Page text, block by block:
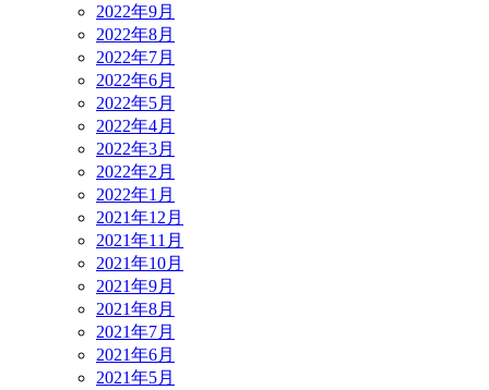
2022年9月
2022年8月
2022年7月
2022年6月
2022年5月
2022年4月
2022年3月
2022年2月
2022年1月
2021年12月
2021年11月
2021年10月
2021年9月
2021年8月
2021年7月
2021年6月
2021年5月